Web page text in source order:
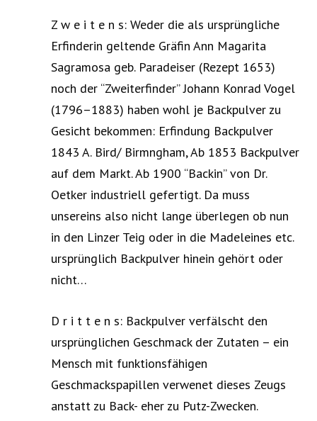
Z w e i t e n s: Weder die als ursprüngliche
Erfinderin geltende Gräfin Ann Magarita
Sagramosa geb. Paradeiser (Rezept 1653)
noch der “Zweiterfinder” Johann Konrad Vogel
(1796–1883) haben wohl je Backpulver zu
Gesicht bekommen: Erfindung Backpulver
1843 A. Bird/ Birmngham, Ab 1853 Backpulver
auf dem Markt. Ab 1900 “Backin” von Dr.
Oetker industriell gefertigt. Da muss
unsereins also nicht lange überlegen ob nun
in den Linzer Teig oder in die Madeleines etc.
ursprünglich Backpulver hinein gehört oder
nicht…
D r i t t e n s: Backpulver verfälscht den
ursprünglichen Geschmack der Zutaten – ein
Mensch mit funktionsfähigen
Geschmackspapillen verwenet dieses Zeugs
anstatt zu Back- eher zu Putz-Zwecken.